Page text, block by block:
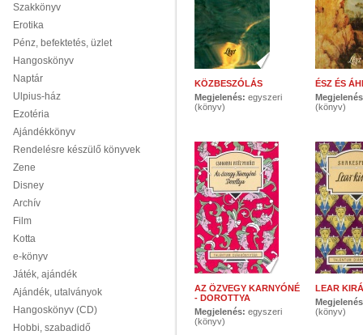
Szakkönyv
Erotika
Pénz, befektetés, üzlet
Hangoskönyv
Naptár
Ulpius-ház
Ezotéria
Ajándékkönyv
Rendelésre készülő könyvek
Zene
Disney
Archív
Film
Kotta
e-könyv
Játék, ajándék
Ajándék, utalványok
Hangoskönyv (CD)
Hobbi, szabadidő
KÖZBESZÓLÁS
Megjelenés: egyszeri
(könyv)
ÉSZ ÉS
(könyv)
AZ ÖZVEGY KARNYÓNÉ
- DOROTTYA
Megjelenés: egyszeri
(könyv)
LEAR
(könyv)